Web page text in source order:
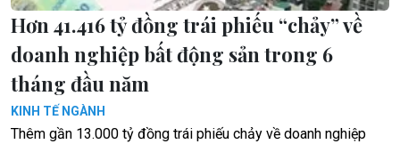
Hơn 41.416 tỷ đồng trái phiếu “chảy” về
doanh nghiệp bất động sản trong 6
tháng đầu năm
KINH TẾ NGÀNH
Thêm gần 13.000 tỷ đồng trái phiếu chảy về doanh nghiệp